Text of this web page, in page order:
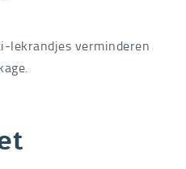
lekrandjes verminderen